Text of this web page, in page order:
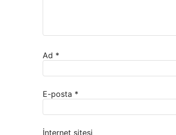
Ad *
E-posta *
İnternet sitesi